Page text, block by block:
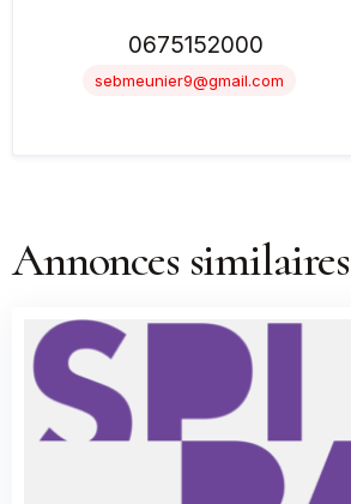
0675152000
sebmeunier9@gmail.com
Annonces similaires